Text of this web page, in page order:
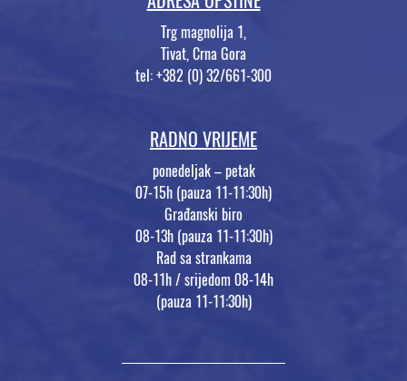
Trg magnolija 1,
Tivat, Crna Gora
tel: +382 (0) 32/661-300
RADNO VRIJEME
ponedeljak – petak
07-15h (pauza 11-11:30h)
Građanski biro
08-13h (pauza 11-11:30h)
Rad sa strankama
08-11h / srijedom 08-14h
(pauza 11-11:30h)